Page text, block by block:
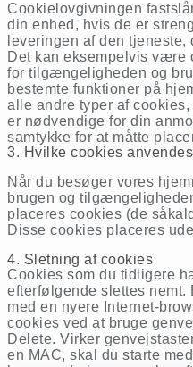
Cookielovgivningen
din enhed, hvis de er
leveringen af den tjeneste,
Det kan eksempelvis være
for tilgængeligheden og
bestemte funktioner på
alle andre typer af
er nødvendige for din
samtykke for at måtte
3. Hvilke cookies
Når du besøger vores
brugen og
placeres cookies (de
Disse cookies placeres
4. Sletning af cookies
Cookies som du tidligere
efterfølgende slettes nemt.
med en nyere Internet-
cookies ved at bruge
Delete. Virker
en MAC, skal du starte